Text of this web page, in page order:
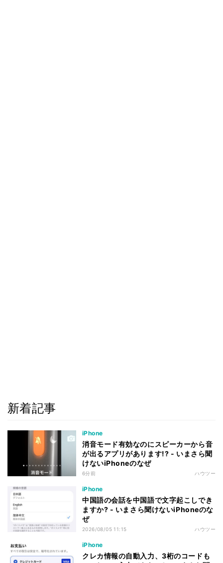
新着記事
iPhone
消音モード有効なのにスピーカーから音
が出るアプリがあります!? - いまさら聞
けないiPhoneのなぜ
6分前 ハウツー
iPhone
中国語の会話を中国語で文字起こしでき
ますか? - いまさら聞けないiPhoneのな
ぜ
2026/08/05 11:15 ハウツー
iPhone
クレカ情報の自動入力、3桁のコードも